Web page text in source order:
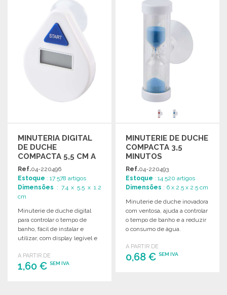
MINUTERIA DIGITAL
DE DUCHE
COMPACTA 5,5 CM A
PREÇO GROSSISTA
Ref.04-220496
Estoque : 17 578 artigos
Dimensões : 7.4 x 5.5 x 1.2
cm
Minuterie de duche digital
para controlar o tempo de
banho, fácil de instalar e
utilizar, com display legível e
A PARTIR DE
1,60 € SEM IVA
MINUTERIE DE DUCHE
COMPACTA 3,5
MINUTOS
Ref.04-220493
Estoque : 14 520 artigos
Dimensões : 6 x 2.5 x 2.5 cm
Minuterie de duche inovadora
com ventosa, ajuda a controlar
o tempo de banho e a reduzir
o consumo de água.
A PARTIR DE
0,68 €SEM IVA